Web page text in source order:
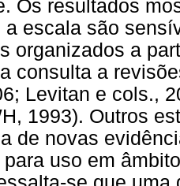
Os resultados
a escala são
organizados a
consulta a
Levitan e cols.,
1993). Outros
de novas
uso em